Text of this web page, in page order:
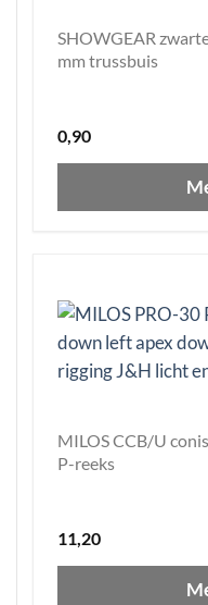
SHOWGEAR
mm trussbuis
0,90
MILOS CCB/U
P-reeks
11,20